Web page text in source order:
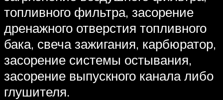
топливного фильтра, засорение
дренажного отверстия топливного
бака, свеча зажигания, карбюратор,
засорение системы остывания,
засорение выпускного канала либо
глушителя.